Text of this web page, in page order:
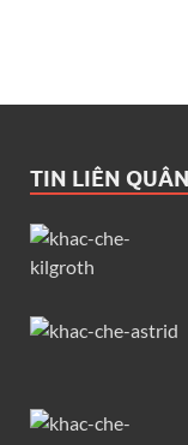
TIN LIÊN QUÂN